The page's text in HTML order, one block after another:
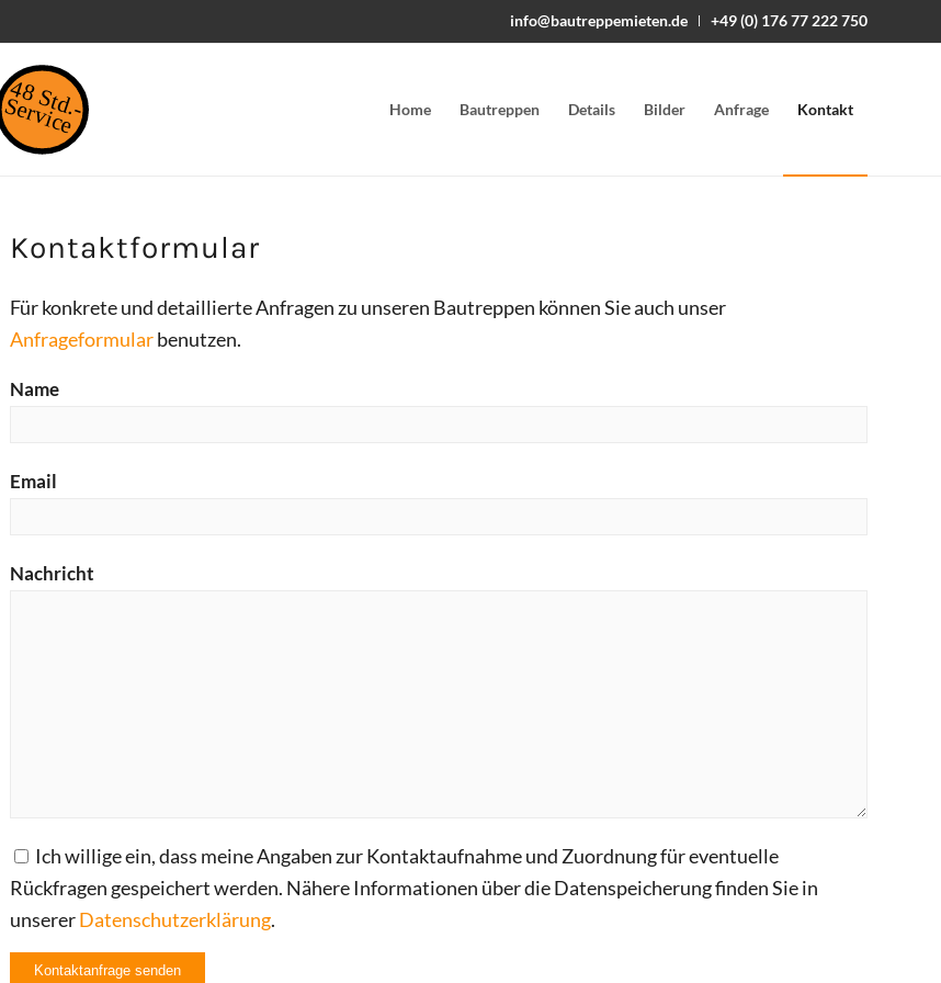
info@bautreppemieten.de +49 (0) 176 77 222 750
48 Std.-
Service Home Bautreppen Details Bilder Anfrage Kontakt
Kontaktformular
Für konkrete und detaillierte Anfragen zu unseren Bautreppen können Sie auch unser
Anfrageformularbenutzen.
Name
Email
Nachricht
Ich willige ein, dass meine Angaben zur Kontaktaufnahme und Zuordnung für eventuelle
Rückfragen gespeichert werden. Nähere Informationen über die Datenspeicherung finden Sie in
unsererDatenschutzerklärung.